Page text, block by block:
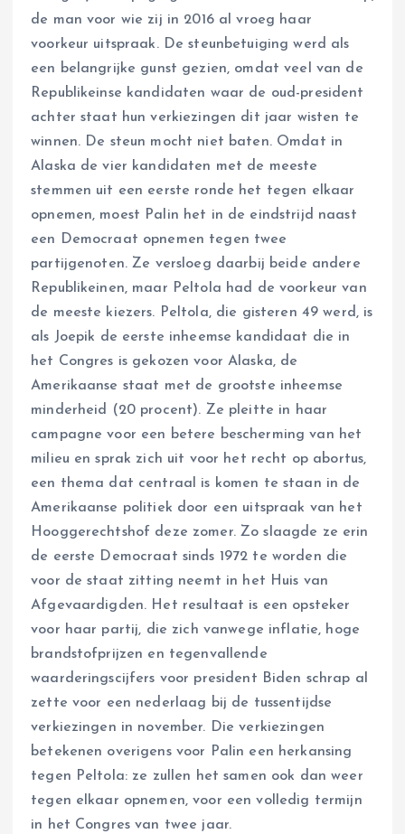
de man voor wie zij in 2016 al vroeg haar
voorkeur uitspraak. De steunbetuiging werd als
een belangrijke gunst gezien, omdat veel van de
Republikeinse kandidaten waar de oud-president
achter staat hun verkiezingen dit jaar wisten te
winnen. De steun mocht niet baten. Omdat in
Alaska de vier kandidaten met de meeste
stemmen uit een eerste ronde het tegen elkaar
opnemen, moest Palin het in de eindstrijd naast
een Democraat opnemen tegen twee
partijgenoten. Ze versloeg daarbij beide andere
Republikeinen, maar Peltola had de voorkeur van
de meeste kiezers. Peltola, die gisteren 49 werd, is
als Joepik de eerste inheemse kandidaat die in
het Congres is gekozen voor Alaska, de
Amerikaanse staat met de grootste inheemse
minderheid (20 procent). Ze pleitte in haar
campagne voor een betere bescherming van het
milieu en sprak zich uit voor het recht op abortus,
een thema dat centraal is komen te staan in de
Amerikaanse politiek door een uitspraak van het
Hooggerechtshof deze zomer. Zo slaagde ze erin
de eerste Democraat sinds 1972 te worden die
voor de staat zitting neemt in het Huis van
Afgevaardigden. Het resultaat is een opsteker
voor haar partij, die zich vanwege inflatie, hoge
brandstofprijzen en tegenvallende
waarderingscijfers voor president Biden schrap al
zette voor een nederlaag bij de tussentijdse
verkiezingen in november. Die verkiezingen
betekenen overigens voor Palin een herkansing
tegen Peltola: ze zullen het samen ook dan weer
tegen elkaar opnemen, voor een volledig termijn
in het Congres van twee jaar.